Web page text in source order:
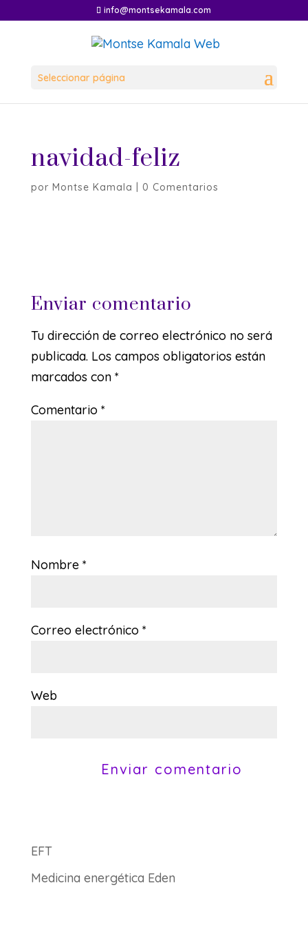
info@montsekamala.com
Seleccionar página
navidad-feliz
por Montse Kamala 0 Comentarios
Enviar comentario
Tu dirección de correo electrónico no será
publicada. Los campos obligatorios están
marcados con *
Comentario *
Nombre *
Correo electrónico *
Web
EFT
Medicina energética Eden